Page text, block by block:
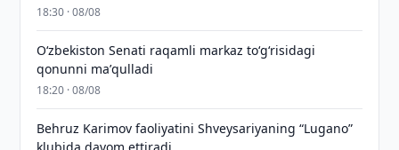
18:30 · 08/08
Oʻzbekiston Senati raqamli markaz toʻgʻrisidagi
qonunni maʼqulladi
18:20 · 08/08
Behruz Karimov faoliyatini Shveysariyaning “Lugano”